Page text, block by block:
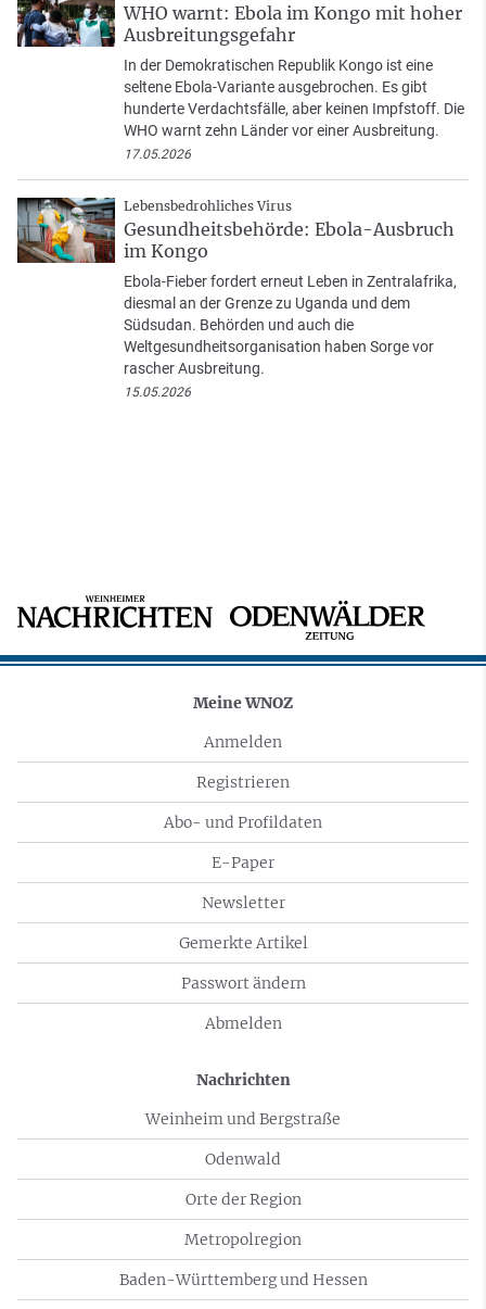
WHO warnt: Ebola im Kongo mit hoher
Ausbreitungsgefahr
In der Demokratischen Republik Kongo ist eine
seltene Ebola-Variante ausgebrochen. Es gibt
hunderte Verdachtsfälle, aber keinen Impfstoff. Die
WHO warnt zehn Länder vor einer Ausbreitung.
17.05.2026
Lebensbedrohliches Virus
Gesundheitsbehörde: Ebola-Ausbruch
im Kongo
Ebola-Fieber fordert erneut Leben in Zentralafrika,
diesmal an der Grenze zu Uganda und dem
Südsudan. Behörden und auch die
Weltgesundheitsorganisation haben Sorge vor
rascher Ausbreitung.
15.05.2026
Meine WNOZ
Anmelden
Registrieren
Abo- und Profildaten
E-Paper
Newsletter
Gemerkte Artikel
Passwort ändern
Abmelden
Nachrichten
Weinheim und Bergstraße
Odenwald
Orte der Region
Metropolregion
Baden-Württemberg und Hessen